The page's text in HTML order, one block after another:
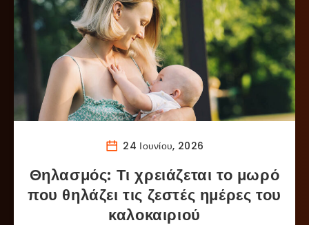
24 Ιουνίου, 2026
Θηλασμός: Τι χρειάζεται το μωρό
που θηλάζει τις ζεστές ημέρες του
καλοκαιριού